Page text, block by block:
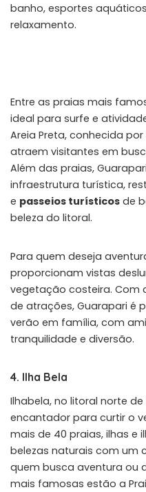
banho, esportes
relaxamento.
Entre as praias mais
ideal para surfe e
Areia Preta, conhecida
atraem visitantes em
Além das praias,
infraestrutura turística,
e passeios turísticos de
beleza do litoral.
Para quem deseja
proporcionam vistas
vegetação costeira. Com
de atrações, Guarapari é
verão em família, com
tranquilidade e diversão.
4. Ilha Bela
Ilhabela, no litoral norte
encantador para curtir o
mais de 40 praias, ilhas e
belezas naturais com um
quem busca aventura ou
mais famosas estão a